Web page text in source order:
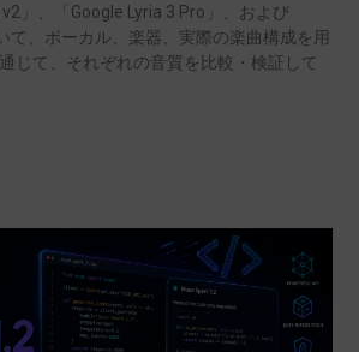
v2」、「Google Lyria 3 Pro」、および
て、ボーカル、楽器、実際の楽曲構成を用
じて、それぞれの音質を比較・検証して